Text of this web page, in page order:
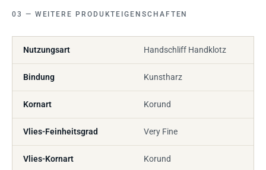
WEITERE PRODUKTEIGENSCHAFTEN
Nutzungsart Handschliff Handklotz
Bindung Kunstharz
Kornart Korund
Vlies-Feinheitsgrad Very Fine
Vlies-Kornart Korund